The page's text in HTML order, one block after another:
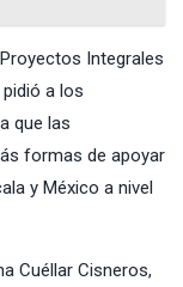
Integrales
a los
que las
formas de apoyar
y México a nivel
Cuéllar Cisneros,